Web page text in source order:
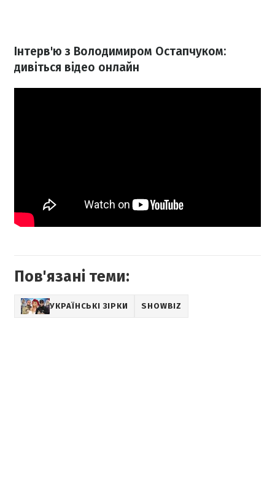
Інтерв'ю з Володимиром Остапчуком:
дивіться відео онлайн
Пов'язані теми:
УКРАЇНСЬКІ ЗІРКИ SHOWBIZ